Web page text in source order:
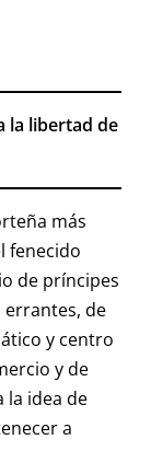
la libertad de
más
fenecido
de príncipes
de
y centro
y de
la idea de
a